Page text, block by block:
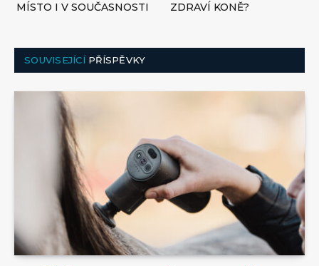
MÍSTO I V SOUČASNOSTI
ZDRAVÍ KONĚ?
SOUVISEJÍCÍPŘÍSPĚVKY